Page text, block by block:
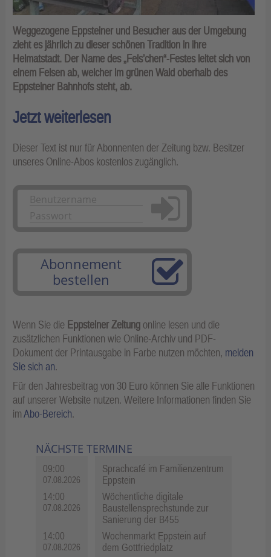
Weggezogene Eppsteiner und Besucher aus der Umgebung
zieht es jährlich zu dieser schönen Tradition in ihre
Heimatstadt. Der Name des „Fels’chen“-Festes leitet sich von
einem Felsen ab, welcher im grünen Wald oberhalb des
Eppsteiner Bahnhofs steht, ab.
Jetzt weiterlesen
Dieser Text ist nur für Abonnenten der Zeitung bzw. Besitzer
unseres Online-Abos kostenlos zugänglich.
Anmelden
Abonnement
bestellen
Wenn Sie die Eppsteiner Zeitung online lesen und die
zusätzlichen Funktionen wie Online-Archiv und PDF-
Dokument der Printausgabe in Farbe nutzen möchten, melden
Sie sich an.
Für den Jahresbeitrag von 30 Euro können Sie alle Funktionen
auf unserer Website nutzen. Weitere Informationen finden Sie
imAbo-Bereich.
NÄCHSTE TERMINE
09:00
07.08.2026
Sprachcafé im Familienzentrum
Eppstein
14:00
07.08.2026
Wöchentliche digitale
Baustellensprechstunde zur
Sanierung der B455
14:00
07.08.2026
Wochenmarkt Eppstein auf
dem Gottfriedplatz